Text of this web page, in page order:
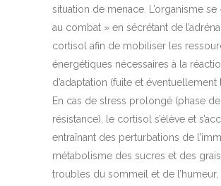
situation de menace. L’organisme
au combat » en sécrétant de
cortisol afin de mobiliser les
énergétiques nécessaires à la
d’adaptation (fuite et éventuellement
En cas de stress prolongé (phase de
résistance), le cortisol s’élève et
entraînant des perturbations de
métabolisme des sucres et des
troubles du sommeil et de l’humeur,